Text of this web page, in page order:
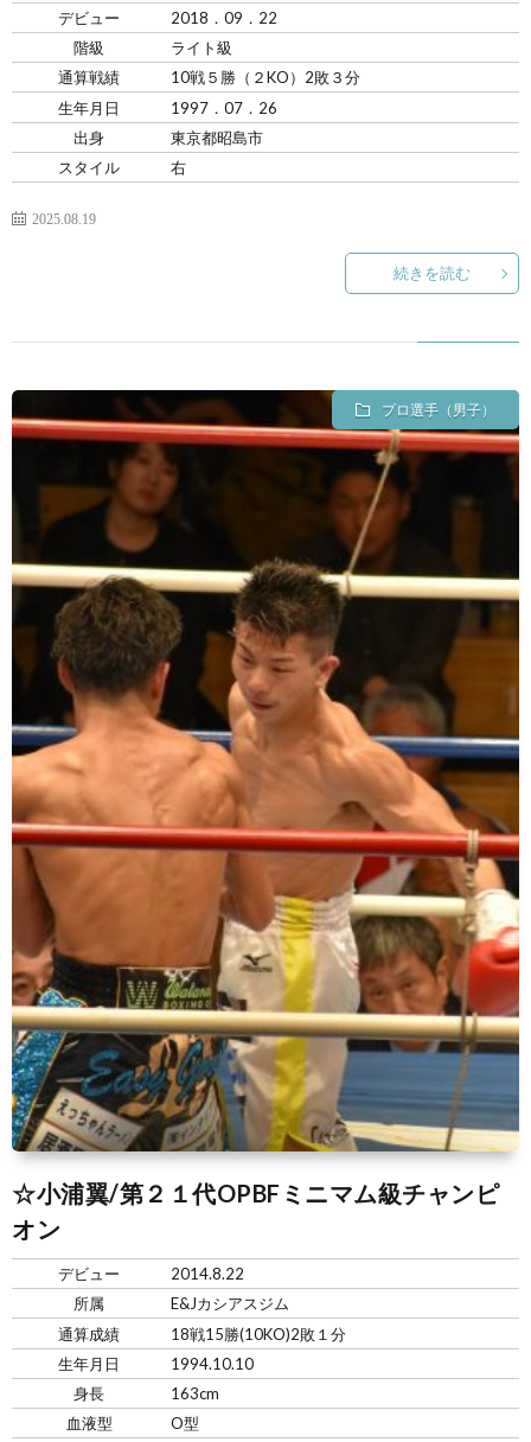
デビュー
2018．09．22
階級
ライト級
通算戦績
10戦５勝（２KO）2敗３分
生年月日
1997．07．26
出身
東京都昭島市
スタイル
右
2025.08.19
続きを読む
☆小浦翼/第２１代OPBFミニマム級チャンピ
オン
デビュー
2014.8.22
所属
E&Jカシアスジム
通算成績
18戦15勝(10KO)2敗１分
生年月日
1994.10.10
身長
163cm
血液型
O型
プロ選手（男子）